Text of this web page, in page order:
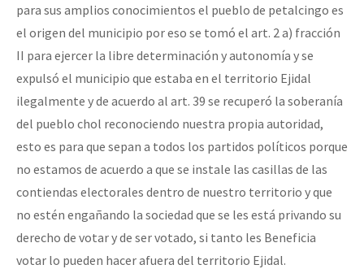
para sus amplios conocimientos el pueblo de petalcingo es
el origen del municipio por eso se tomó el art. 2 a) fracción
II para ejercer la libre determinación y autonomía y se
expulsó el municipio que estaba en el territorio Ejidal
ilegalmente y de acuerdo al art. 39 se recuperó la soberanía
del pueblo chol reconociendo nuestra propia autoridad,
esto es para que sepan a todos los partidos políticos porque
no estamos de acuerdo a que se instale las casillas de las
contiendas electorales dentro de nuestro territorio y que
no estén engañando la sociedad que se les está privando su
derecho de votar y de ser votado, si tanto les Beneficia
votar lo pueden hacer afuera del territorio Ejidal.